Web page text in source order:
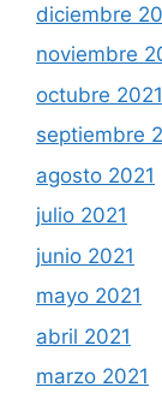
diciembre
noviembre
octubre 2021
septiembre
agosto 2021
julio 2021
junio 2021
mayo 2021
abril 2021
marzo 2021